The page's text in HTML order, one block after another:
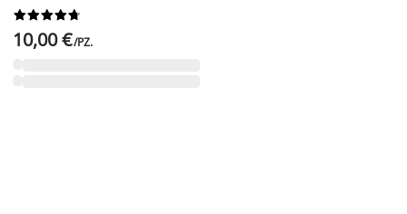






10,00 €/PZ.